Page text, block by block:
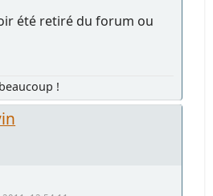
été retiré du forum ou
!